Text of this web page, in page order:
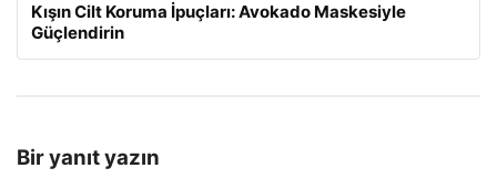
Kışın Cilt Koruma İpuçları: Avokado Maskesiyle
Güçlendirin
Bir yanıt yazın